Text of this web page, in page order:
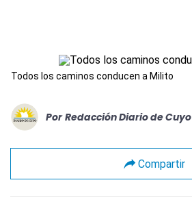
Todos los caminos conducen a Milito
Por Redacción Diario de Cuyo
Compartir